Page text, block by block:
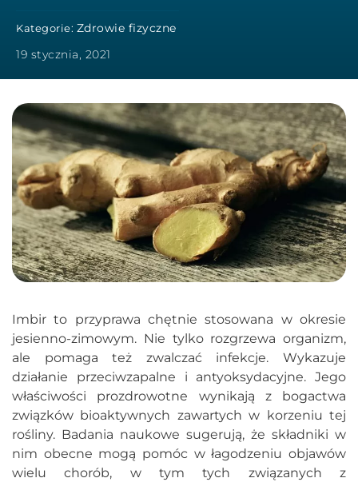
Kategorie: Zdrowie fizyczne
19 stycznia, 2021
Imbir to przyprawa chętnie stosowana w okresie
jesienno-zimowym. Nie tylko rozgrzewa organizm,
ale pomaga też zwalczać infekcje. Wykazuje
działanie przeciwzapalne i antyoksydacyjne. Jego
właściwości prozdrowotne wynikają z bogactwa
związków bioaktywnych zawartych w korzeniu tej
rośliny. Badania naukowe sugerują, że składniki w
nim obecne mogą pomóc w łagodzeniu objawów
wielu chorób, w tym tych związanych z